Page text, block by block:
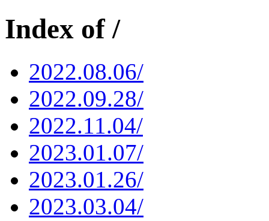
Index of /
2022.08.06/
2022.09.28/
2022.11.04/
2023.01.07/
2023.01.26/
2023.03.04/